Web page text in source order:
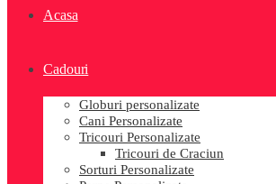
Acasa
Cadouri
Globuri personalizate
Cani Personalizate
Tricouri Personalizate
Tricouri de Craciun
Sorturi Personalizate